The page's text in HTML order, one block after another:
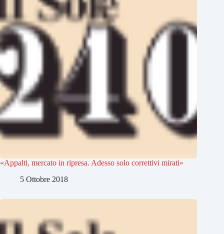
«Appalti, mercato in ripresa. Adesso solo correttivi mirati»
5 Ottobre 2018